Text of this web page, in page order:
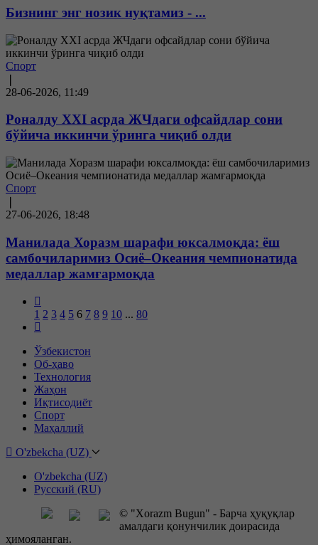
Бизнинг энг нозик нуқтамиз - ...
Спорт
28-06-2026, 11:49
Роналду XXI асрда ЖЧдаги офсайдлар сони
бўйича иккинчи ўринга чиқиб олди
Спорт
27-06-2026, 18:48
Манилада Хоразм шарафи юксалмоқда: ёш
самбочиларимиз Осиё–Океания чемпионатида
медаллар жамғармоқда
1 2 3 4 5 6 7 8 9 10 ... 80
Ўзбекистон
Об-ҳаво
Технология
Жаҳон
Иқтисодиёт
Спорт
Маҳаллий
O'zbekcha (UZ)
O'zbekcha (UZ)
Русский (RU)
© "Xorazm Bugun" - Барча ҳуқуқлар
амалдаги қонунчилик доирасида
ҳимояланган.